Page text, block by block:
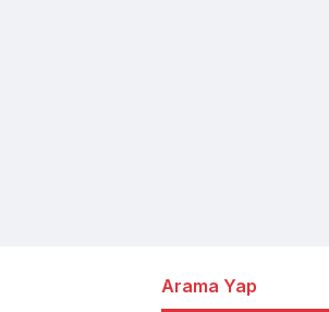
Arama Yap